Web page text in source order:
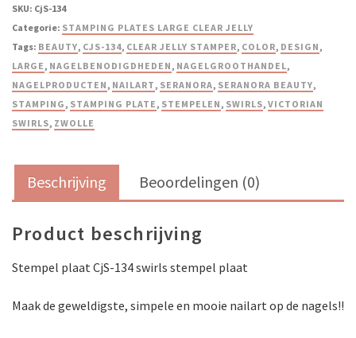
SKU: CjS-134
Categorie: STAMPING PLATES LARGE CLEAR JELLY
Tags: BEAUTY, CJS-134, CLEAR JELLY STAMPER, COLOR, DESIGN,
LARGE, NAGELBENODIGDHEDEN, NAGELGROOTHANDEL,
NAGELPRODUCTEN, NAILART, SERANORA, SERANORA BEAUTY,
STAMPING, STAMPING PLATE, STEMPELEN, SWIRLS, VICTORIAN
SWIRLS, ZWOLLE
Beschrijving Beoordelingen (0)
Product beschrijving
Stempel plaat CjS-134 swirls stempel plaat
Maak de geweldigste, simpele en mooie nailart op de nagels!!